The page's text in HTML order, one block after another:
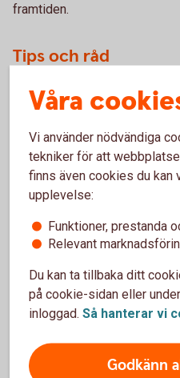
framtiden.
Tips och råd
Ett ramavtal tecknas med
Varje valutaswap
Valutaexponeringen kan
önskemål (till rådande
Valutaswap kan göras
telefon eller via din
Trade
Pris
Våra
Vi använder nödvändiga
tekniker för att
finns även cookies du kan
upplevelse:
Funktioner, prestanda
Relevant
Du kan ta tillbaka ditt
på cookie-sidan eller
inloggad. Så hanterar vi
Godkänn